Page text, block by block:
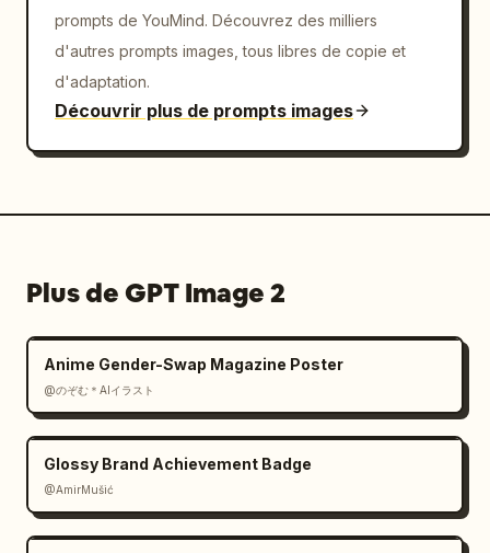
prompts de YouMind. Découvrez des milliers
d'autres prompts images, tous libres de copie et
d'adaptation.
Découvrir plus de prompts images
Plus de GPT Image 2
Anime Gender-Swap Magazine Poster
@のぞむ＊AIイラスト
Glossy Brand Achievement Badge
@AmirMušić